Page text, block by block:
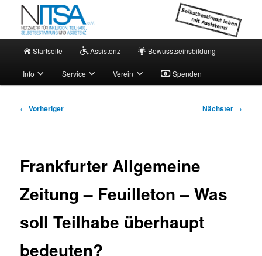
primären
springenNITSA e.V. – Aktuell
Netzwerk für persönliche Assistenz
HauptmenüStartseite Assistenz Bewusstseinsbildung
Info Service Verein Spenden
Beitragsnavigation
← Vorheriger Nächster →
Frankfurter Allgemeine
Zeitung – Feuilleton – Was
soll Teilhabe überhaupt
bedeuten?